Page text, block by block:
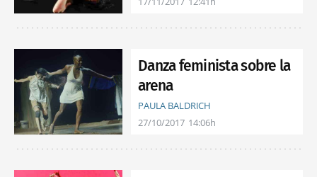
Danza feminista sobre la
arena
PAULA BALDRICH
27/10/2017 14:06h